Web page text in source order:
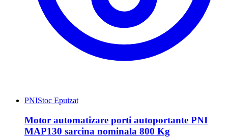
PNIStoc Epuizat
Motor automatizare porti autoportante PNI
MAP130 sarcina nominala 800 Kg